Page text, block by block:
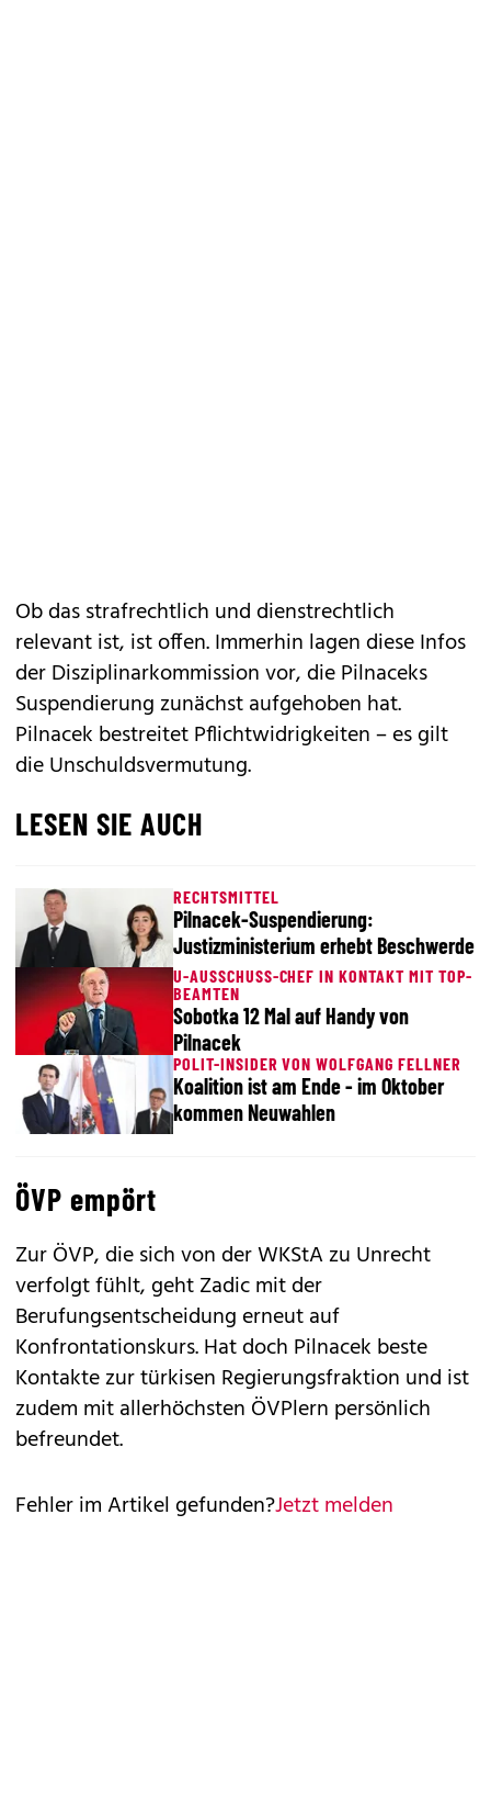
Ob das strafrechtlich und dienstrechtlich
relevant ist, ist offen. Immerhin lagen diese Infos
der Disziplinarkommission vor, die Pilnaceks
Suspendierung zunächst aufgehoben hat.
Pilnacek bestreitet Pflichtwidrigkeiten – es gilt
die Unschuldsvermutung.
LESEN SIE AUCH
RECHTSMITTEL
Pilnacek-Suspendierung:
Justizministerium erhebt Beschwerde
U-AUSSCHUSS-CHEF IN KONTAKT MIT TOP-
BEAMTEN
Sobotka 12 Mal auf Handy von
Pilnacek
POLIT-INSIDER VON WOLFGANG FELLNER
Koalition ist am Ende - im Oktober
kommen Neuwahlen
ÖVP empört
Zur ÖVP, die sich von der WKStA zu Unrecht
verfolgt fühlt, geht ­Zadic mit der
Berufungsentscheidung erneut auf
Konfrontationskurs. Hat doch Pilnacek beste
Kontakte zur türkisen Regierungsfraktion und ist
zudem mit allerhöchsten ÖVPlern persönlich
befreundet.
Fehler im Artikel gefunden?Jetzt melden